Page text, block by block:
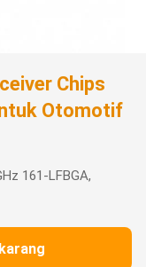
Chips
Otomotif
161-LFBGA,